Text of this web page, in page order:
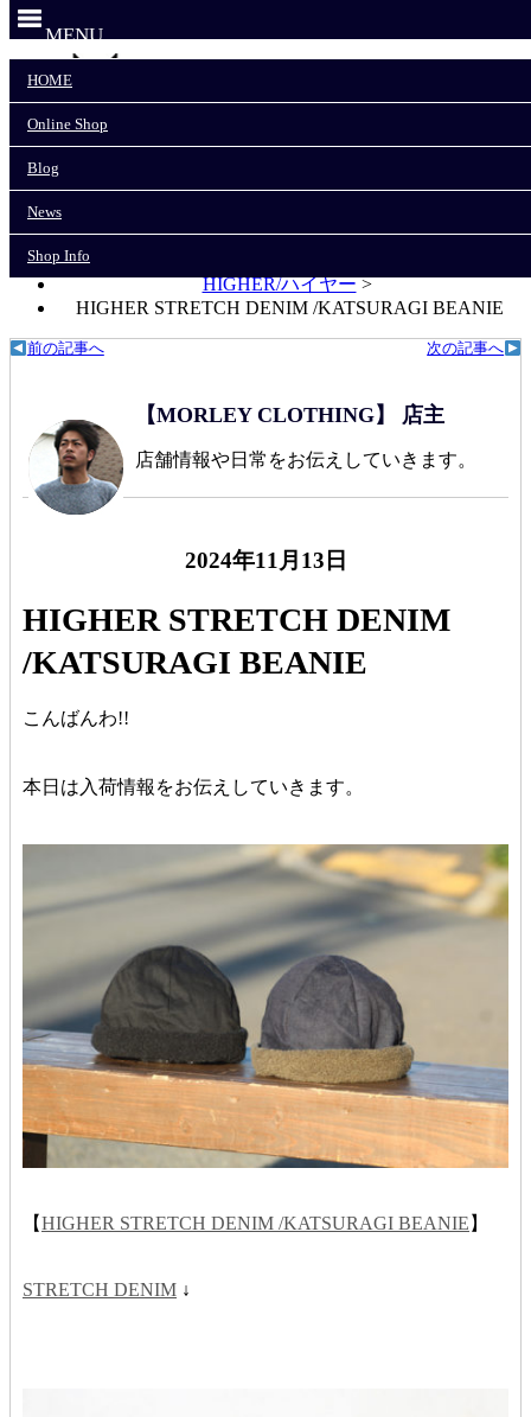
Online Shop
News
MENU
HOME
Online Shop
Blog
News
Shop Info
HIGHER/ハイヤー>
HIGHER STRETCH DENIM /KATSURAGI BEANIE
次の記事へ
前の記事へ
【MORLEY CLOTHING】 店主
店舗情報や日常をお伝えしていきます。
2024年11月13日
HIGHER STRETCH DENIM
/KATSURAGI BEANIE
こんばんわ!!
本日は入荷情報をお伝えしていきます。
【HIGHER STRETCH DENIM /KATSURAGI BEANIE 】
STRETCH DENIM ↓